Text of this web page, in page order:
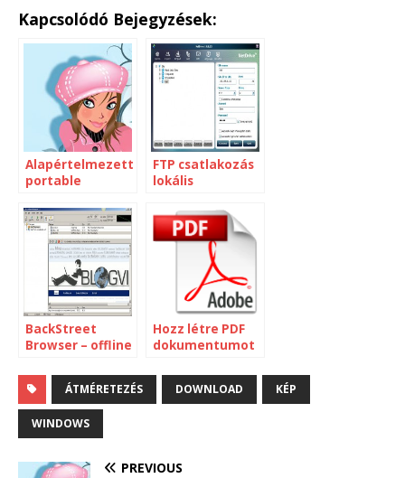
Kapcsolódó Bejegyzések:
Alapértelmezett
portable
[Windows XP]
FTP csatlakozás
lokális
[Windows]
BackStreet
Browser – offline
Hozz létre PDF
dokumentumot
ÁTMÉRETEZÉS DOWNLOAD KÉP
WINDOWS
PREVIOUS